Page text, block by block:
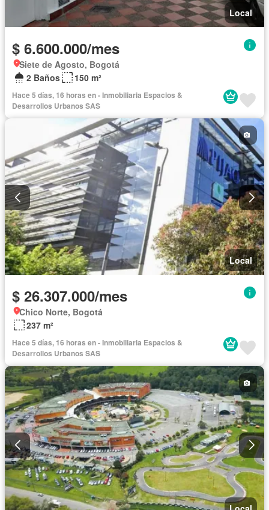
Local
$ 6.600.000/mes
Siete de Agosto, Bogotá
2 Baños
150 m²
Hace 5 días, 16 horas en - Inmobiliaria Espacios &
Desarrollos Urbanos SAS
Local
$ 26.307.000/mes
Chico Norte, Bogotá
237 m²
Hace 5 días, 16 horas en - Inmobiliaria Espacios &
Desarrollos Urbanos SAS